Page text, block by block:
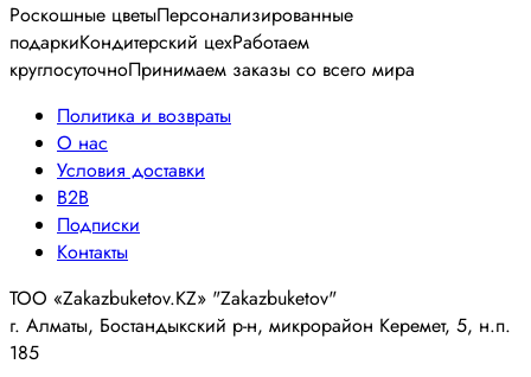
Роскошные цветыПерсонализированные
подаркиКондитерский цехРаботаем
круглосуточноПринимаем заказы со всего мира
Политика и возвраты
О нас
Условия доставки
B2B
Подписки
Контакты
ТОО «Zakazbuketov.KZ» "Zakazbuketov"
г. Алматы, Бостандыкский р-н, микрорайон Керемет, 5, н.п.
185